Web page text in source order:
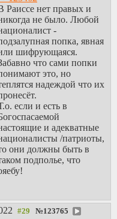
Раиссе нет правых и
не было. Любой
-
попка, явная
шифрующаяся.
что сами попки
это, но
надеждой что их
если и есть в
и адекватные
/патриоты,
они должны быть в
подполье, что
№123765